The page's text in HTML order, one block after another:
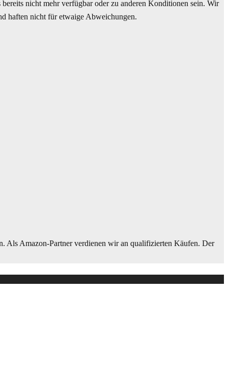
nicht mehr verfügbar oder zu anderen Konditionen sein. Wir
haften nicht für etwaige Abweichungen.
Als Amazon-Partner verdienen wir an qualifizierten Käufen. Der